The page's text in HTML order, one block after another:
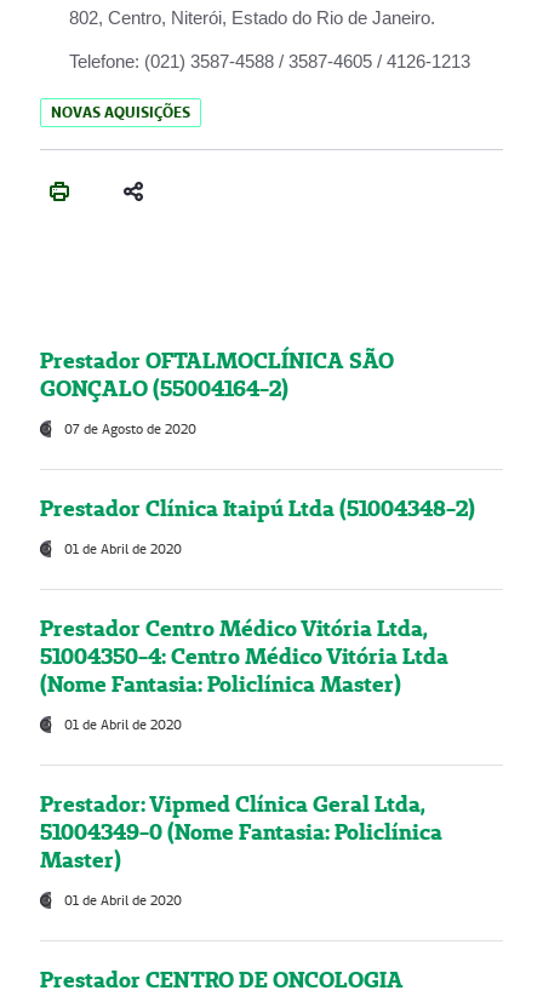
802, Centro, Niterói, Estado do Rio de Janeiro.
Telefone: (021) 3587-4588 / 3587-4605 / 4126-1213
NOVAS AQUISIÇÕES
Prestador OFTALMOCLÍNICA SÃO
GONÇALO (55004164-2)
07 de Agosto de 2020
Prestador Clínica Itaipú Ltda (51004348-2)
01 de Abril de 2020
Prestador Centro Médico Vitória Ltda,
51004350-4: Centro Médico Vitória Ltda
(Nome Fantasia: Policlínica Master)
01 de Abril de 2020
Prestador: Vipmed Clínica Geral Ltda,
51004349-0 (Nome Fantasia: Policlínica
Master)
01 de Abril de 2020
Prestador CENTRO DE ONCOLOGIA